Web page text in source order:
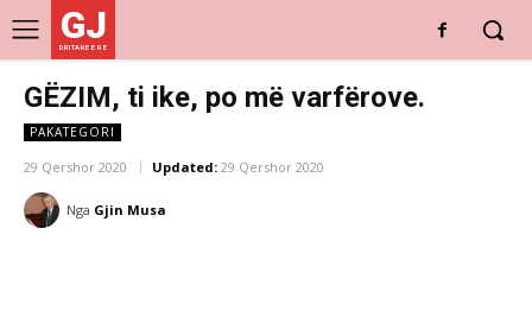
GJ
DRITARE E RE
GËZIM, ti ike, po më varfërove.
PAKATEGORI
29 Qershor 2020 Updated: 29 Qershor 2020
Nga Gjin Musa